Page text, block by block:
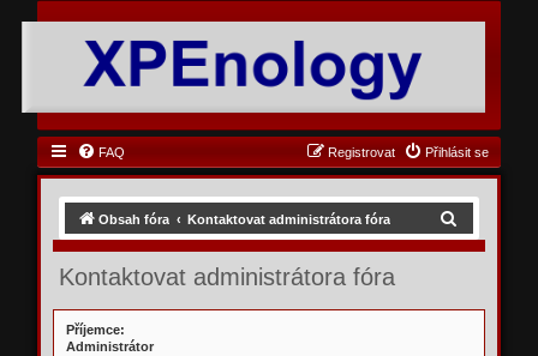
FAQ Přihlásit se
Registrovat
Obsah fóra Kontaktovat administrátora fóra
Kontaktovat administrátora fóra
Příjemce:
Administrátor